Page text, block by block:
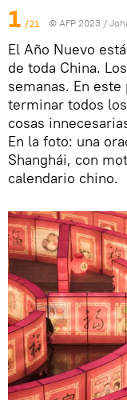
1 /21 © AFP 2023 /
El Año Nuevo
de toda China.
semanas. En
terminar todos
cosas
En la foto: una
Shanghái, con
calendario chino.